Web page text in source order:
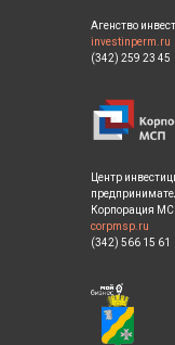
Агенство
investinperm.ru
(342) 259 23 45
Центр
Корпорация
corpmsp.ru
(342) 566 15 61